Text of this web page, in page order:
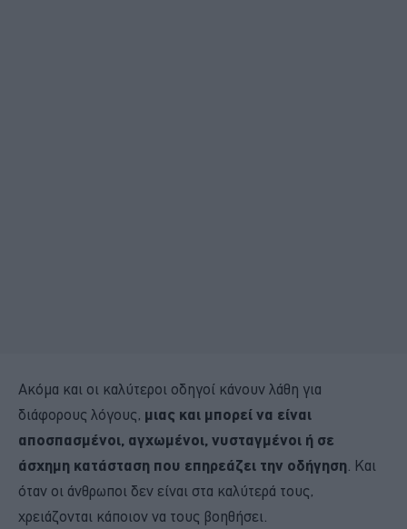
Ακόμα και οι καλύτεροι οδηγοί κάνουν λάθη για
διάφορους λόγους, μιας και μπορεί να είναι
αποσπασμένοι, αγχωμένοι, νυσταγμένοι ή σε
άσχημη κατάσταση που επηρεάζει την οδήγηση . Και
όταν οι άνθρωποι δεν είναι στα καλύτερά τους,
χρειάζονται κάποιον να τους βοηθήσει.